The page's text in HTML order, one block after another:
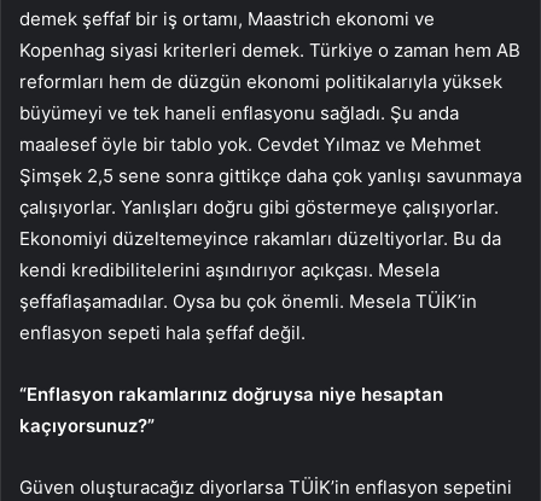
demek şeffaf bir iş ortamı, Maastrich ekonomi ve
Kopenhag siyasi kriterleri demek. Türkiye o zaman hem AB
reformları hem de düzgün ekonomi politikalarıyla yüksek
büyümeyi ve tek haneli enflasyonu sağladı. Şu anda
maalesef öyle bir tablo yok. Cevdet Yılmaz ve Mehmet
Şimşek 2,5 sene sonra gittikçe daha çok yanlışı savunmaya
çalışıyorlar. Yanlışları doğru gibi göstermeye çalışıyorlar.
Ekonomiyi düzeltemeyince rakamları düzeltiyorlar. Bu da
kendi kredibilitelerini aşındırıyor açıkçası. Mesela
şeffaflaşamadılar. Oysa bu çok önemli. Mesela TÜİK’in
enflasyon sepeti hala şeffaf değil.
“Enflasyon rakamlarınız doğruysa niye hesaptan
kaçıyorsunuz?”
Güven oluşturacağız diyorlarsa TÜİK’in enflasyon sepetini